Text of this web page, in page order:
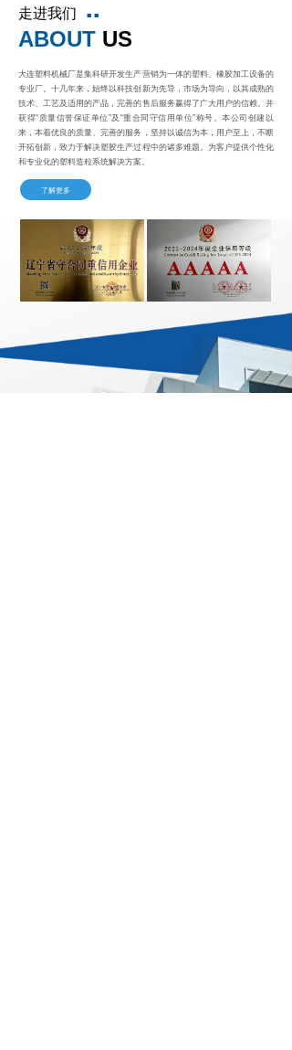
ABOUT US
走进我们 ■ ■
大连塑料机械厂是集科研开发生产营销为一体的塑料、橡胶加工设备的
专业厂。十几年来，始终以科技创新为先导，市场为导向，以其成熟的
技术、工艺及适用的产品，完善的售后服务赢得了广大用户的信赖。并
获得“质量信誉保证单位”及“重合同守信用单位”称号。本公司创建以
来，本着优良的质量、完善的服务，坚持以诚信为本，用户至上，不断
开拓创新，致力于解决塑胶生产过程中的诸多难题。为客户提供个性化
和专业化的塑料造粒系统解决方案。
了解更多